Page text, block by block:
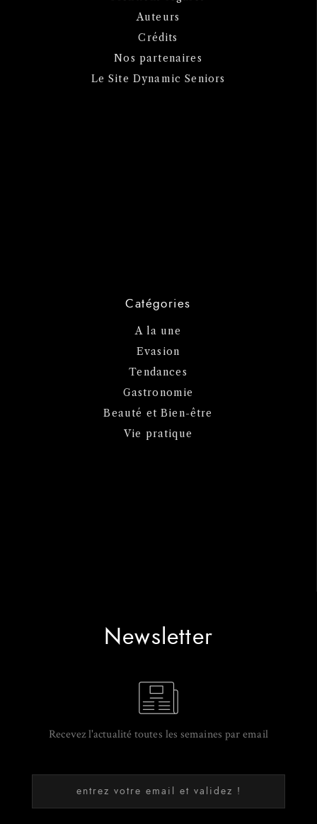
Auteurs
Crédits
Nos partenaires
Le Site Dynamic Seniors
Catégories
A la une
Evasion
Tendances
Gastronomie
Beauté et Bien-être
Vie pratique
Newsletter
Recevez l'actualité toutes les semaines par email